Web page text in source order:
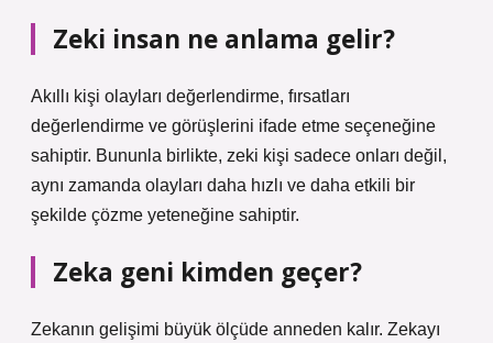
Zeki insan ne anlama gelir?
Akıllı kişi olayları değerlendirme, fırsatları
değerlendirme ve görüşlerini ifade etme seçeneğine
sahiptir. Bununla birlikte, zeki kişi sadece onları değil,
aynı zamanda olayları daha hızlı ve daha etkili bir
şekilde çözme yeteneğine sahiptir.
Zeka geni kimden geçer?
Zekanın gelişimi büyük ölçüde anneden kalır. Zekayı